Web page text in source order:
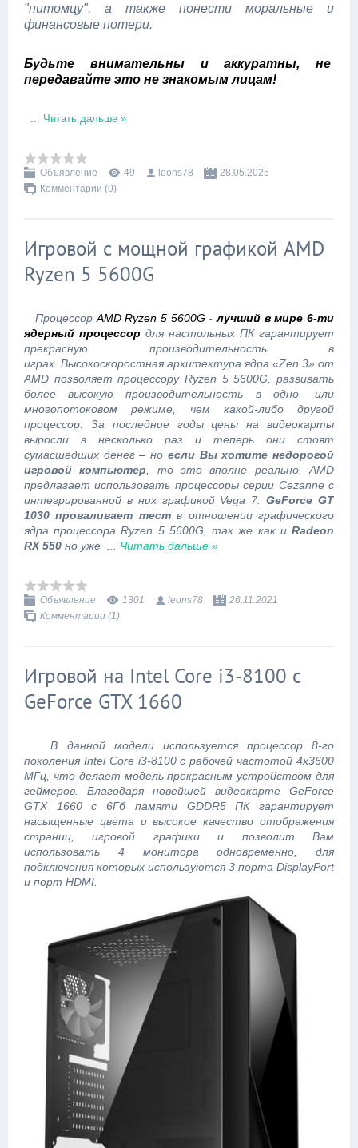
"питомцу", а также понести моральные и
финансовые потери.
Будьте внимательны и аккуратны, не
передавайте это не знакомым лицам!
... Читать дальше »
Объявление 49 leons78
28.05.2025
Комментарии (0)
Игровой с мощной графикой AMD
Ryzen 5 5600G
Процессор AMD Ryzen 5 5600G-лучший в мире 6-ти
ядерный процессор для настольных ПК гарантирует
прекрасную производительность в
играх. Высокоскоростная архитектура ядра «Zen 3» от
AMD позволяет процессору Ryzen 5 5600G, развивать
более высокую производительность в одно- или
многопотоковом режиме, чем какой-либо другой
процессор. За последние годы цены на видеокарты
выросли в несколько раз и теперь они стоят
сумасшедших денег – но если Вы хотите недорогой
игровой компьютер , то это вполне реально. AMD
предлагает использовать процессоры серии Cezanne с
интегрированной в них графикой Vega 7.GeForce GT
1030 проваливает теств отношении графического
ядра процессора Ryzen 5 5600G, так же как и Radeon
RX 550 но уже Читать дальше »
Объявление 1301 leons78
26.11.2021
Комментарии (1)
Игровой на Intel Core i3-8100 с
GeForce GTX 1660
В данной модели используется процессор 8-го
поколения Intel Core i3-8100 с рабочей частотой 4x3600
МГц, что делает модель прекрасным устройством для
геймеров. Благодаря новейшей видеокарте GeForce
GTX 1660 с 6Гб памяти GDDR5 ПК гарантирует
насыщенные цвета и высокое качество отображения
страниц, игровой графики и позволит Вам
использовать 4 монитора одновременно, для
подключения которых используются 3 порта DisplayPort
и порт HDMI.